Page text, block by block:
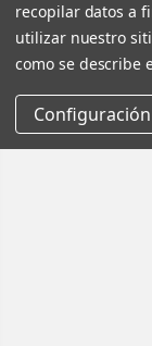
recopilar datos a
utilizar nuestro
como se describe
Configuración